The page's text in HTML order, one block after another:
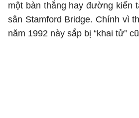
một bàn thắng hay đường kiến
sân Stamford Bridge. Chính vì
năm 1992 này sắp bị “khai tử”